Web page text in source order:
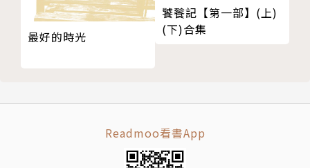
最好的時光
饕餮記【第一部】(上)
(下)合集
Readmoo看書App